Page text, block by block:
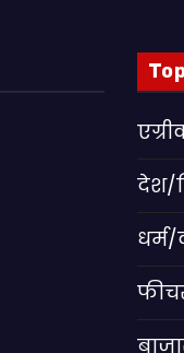
देश/